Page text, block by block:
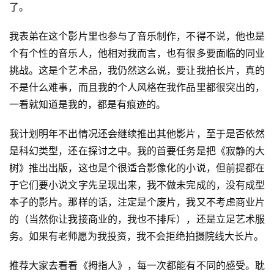
了。
我表弟在这个影片里也参与了音乐制作，不得不说，他也是
个有个性的音乐人，他相对我而言，也有很多要面临的同业
挑战。这是个艺术品，我仍然这么说，要让我拍长片，真的
不是什么难事，而且我的个人风格在我作品里都很突出的，
一看就知道是我的，都是有痕迹的。
我计划明年不出情况还会继续推出其他影片，至于是否依然
是科幻类型，还在探讨之中。我的首要任务是把《寂静的大
树》推出出版，这也是个很适合影像化的小说，但前提都在
于它们要小说文字先呈现出来，我不做未完成的，没有成型
本子的影片。那样的话，注定是个废片，我又不考虑商业片
的（当然你让我接商业的，我也不排斥），还是立足艺术服
务。如果有老师愿为我投资，我不会拒绝拍摄院线大长片。
推荐大家去看看《拇指人》，每一次都能有不同的感受。耽